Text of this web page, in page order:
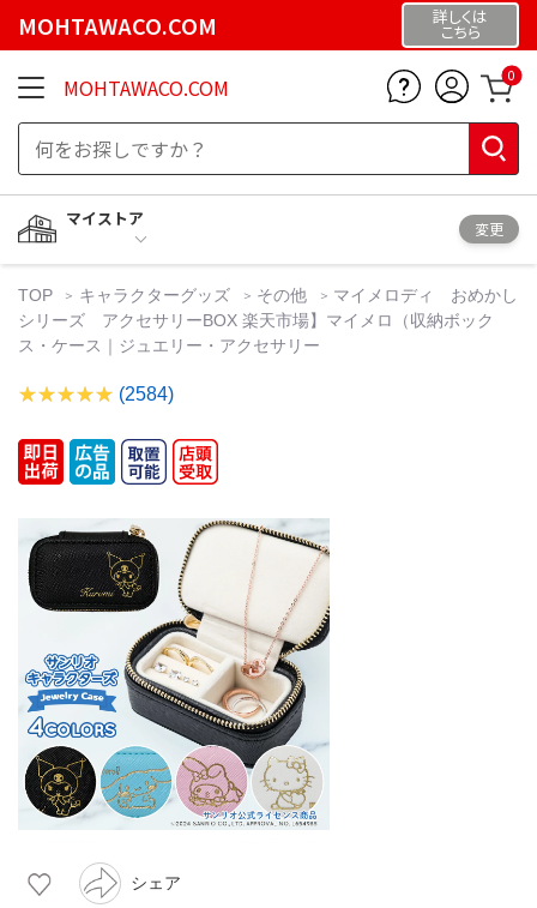
MOHTAWACO.COM 詳しくは
こちら
MOHTAWACO.COM 0
マイストア
変更
TOP キャラクターグッズ その他
マイメロディ おめかし
シリーズ アクセサリーBOX 楽天市場】マイメロ（収納ボック
ス・ケース｜ジュエリー・アクセサリー
(2584)
シェア